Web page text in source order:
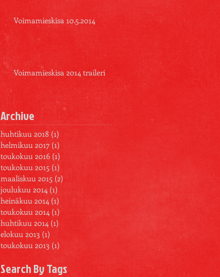
Voimamieskisa 10.5.2014
Voimamieskisa 2014 traileri
Archive
huhtikuu 2018 (1) 1 päivitys
helmikuu 2017 (1)
toukokuu 2016 (1)1 päivitys
toukokuu 2015 (1)1 päivitys
maaliskuu 2015 (2)
joulukuu 2014 (1) 1 päivitys
heinäkuu 2014 (1) 1 päivitys
toukokuu 2014 (1)
huhtikuu 2014 (1)
elokuu 2013 (1)
toukokuu 2013 (1) 1 päivitys
Search By Tags